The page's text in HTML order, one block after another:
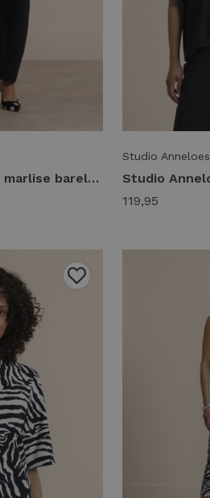
Studio Anneloes marlise barell trousers 14418 Broek 9000 black
Studio Anneloes
119,95